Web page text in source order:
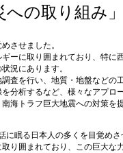
の取り組み」
させました。
ーに取り囲まれており、特に
況にあります。
査を行い、地質・地盤などの
分析するなど、様々なアプロ
海トラフ巨大地震への対策を
眠る日本人の多くを目覚めさ
り囲まれており、この巨大な